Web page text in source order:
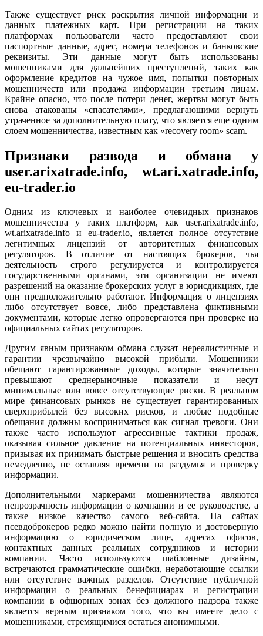
Также существует риск раскрытия личной информации и
данных платежных карт. При регистрации на таких
платформах пользователи часто предоставляют свои
паспортные данные, адрес, номера телефонов и банковские
реквизиты. Эти данные могут быть использованы
мошенниками для дальнейших преступлений, таких как
оформление кредитов на чужое имя, попытки повторных
мошенничеств или продажа информации третьим лицам.
Крайне опасно, что после потери денег, жертвы могут быть
снова атакованы «спасателями», предлагающими вернуть
утраченное за дополнительную плату, что является еще одним
слоем мошенничества, известным как «recovery room» scam.
Признаки развода и обмана у
user.arixatrade.info, wt.ari.xatrade.info,
eu-trader.io
Одним из ключевых и наиболее очевидных признаков
мошенничества у таких платформ, как user.arixatrade.info,
wt.arixatrade.info и eu-trader.io, является полное отсутствие
легитимных лицензий от авторитетных финансовых
регуляторов. В отличие от настоящих брокеров, чья
деятельность строго регулируется и контролируется
государственными органами, эти организации не имеют
разрешений на оказание брокерских услуг в юрисдикциях, где
они предположительно работают. Информация о лицензиях
либо отсутствует вовсе, либо представлена фиктивными
документами, которые легко опровергаются при проверке на
официальных сайтах регуляторов.
Другим явным признаком обмана служат нереалистичные и
гарантии чрезвычайно высокой прибыли. Мошенники
обещают гарантированные доходы, которые значительно
превышают среднерыночные показатели и несут
минимальные или вовсе отсутствующие риски. В реальном
мире финансовых рынков не существует гарантированных
сверхприбылей без высоких рисков, и любые подобные
обещания должны восприниматься как сигнал тревоги. Они
также часто используют агрессивные тактики продаж,
оказывая сильное давление на потенциальных инвесторов,
призывая их принимать быстрые решения и вносить средства
немедленно, не оставляя времени на раздумья и проверку
информации.
Дополнительными маркерами мошенничества являются
непрозрачность информации о компании и ее руководстве, а
также низкое качество самого веб-сайта. На сайтах
псевдоброкеров редко можно найти полную и достоверную
информацию о юридическом лице, адресах офисов,
контактных данных реальных сотрудников и истории
компании. Часто используются шаблонные дизайны,
встречаются грамматические ошибки, неработающие ссылки
или отсутствие важных разделов. Отсутствие публичной
информации о реальных бенефициарах и регистрации
компании в офшорных зонах без должного надзора также
является верным признаком того, что вы имеете дело с
мошенниками, стремящимися остаться анонимными.